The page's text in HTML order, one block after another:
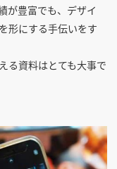
が豊富でも、デザイ
形にする手伝いをす
る資料はとても大事で